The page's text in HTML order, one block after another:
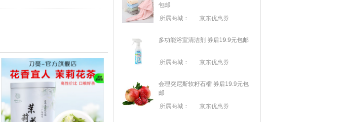
包邮
所属商城：
京东优惠券
多功能浴室清洁剂 券后19.9元包邮
所属商城： 京东优惠券
会理突尼斯软籽石榴 券后19.9元包
邮
所属商城：
京东优惠券